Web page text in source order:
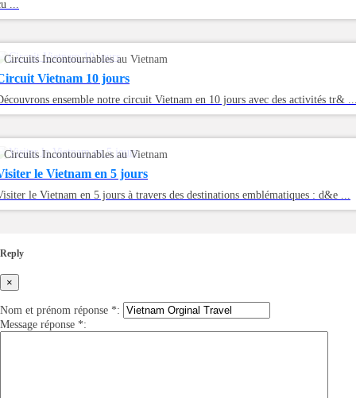
...
Circuits Incontournables au Vietnam
Vietnam 10 jours
ensemble notre circuit Vietnam en 10 jours avec des activités tr&
Circuits Incontournables au Vietnam
le Vietnam en 5 jours
le Vietnam en 5 jours à travers des destinations emblématiques : d&e ...
Reply
×
Nom et prénom réponse *:
Message réponse *: